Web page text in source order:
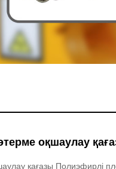
оқшаулау
қағазы Полиэфирлі